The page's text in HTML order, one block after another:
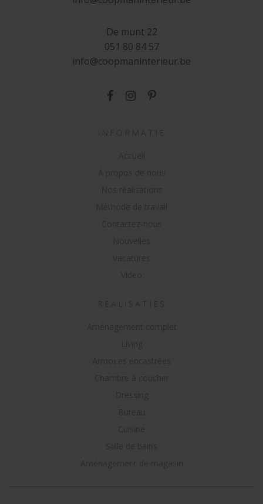
De munt 22
051 80 84 57
info@coopmaninterieur.be